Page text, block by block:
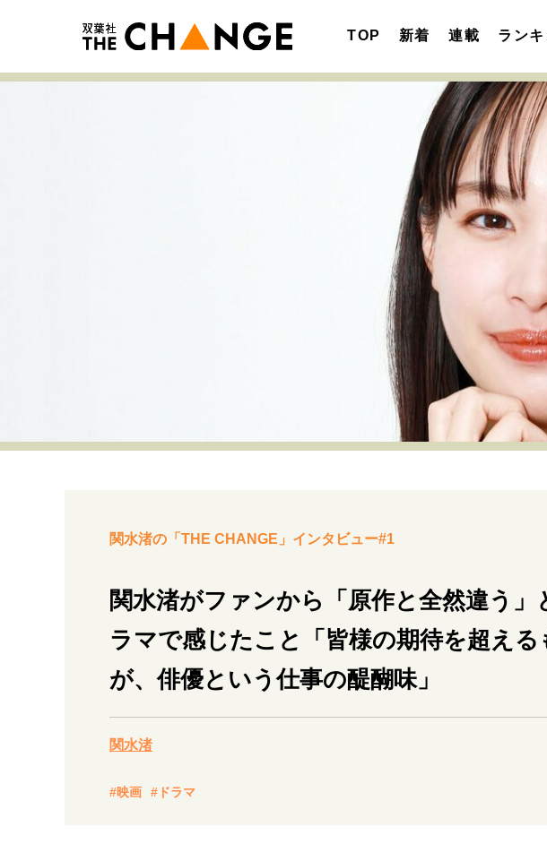
TOP 新着 連載 ラン
運命を変えた出会い
表現者の葛藤
セカンドキャリアの描き方
夢を掴む選択
リーダーの流儀 変革
社会・カルチャー・マネー 地域とつながる/お金との付き
関水渚の「THE CHANGE」インタビュー#1
関水渚がファンから「原作と全然違う
ラマで感じたこと「皆様の期待を超え
が、俳優という仕事の醍醐味」
関水渚
#映画 #ドラマ